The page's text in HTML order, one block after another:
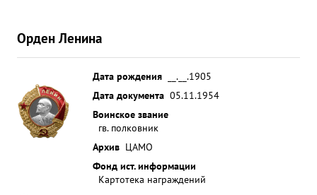
Орден Ленина
Дата рождения
__.__.1905
Дата документа 05.11.1954
Воинское звание
гв. полковник
Архив ЦАМО
Фонд ист. информации
Картотека награждений